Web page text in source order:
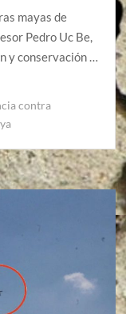
mayas de
Pedro Uc Be,
y conservación …
contra